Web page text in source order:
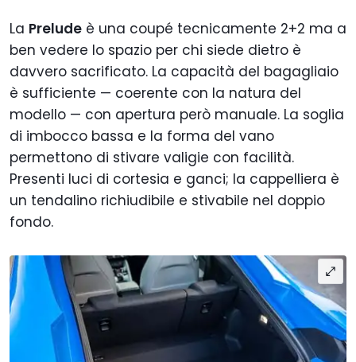
La Prelude è una coupé tecnicamente 2+2 ma a
ben vedere lo spazio per chi siede dietro è
davvero sacrificato. La capacità del bagagliaio
è sufficiente — coerente con la natura del
modello — con apertura però manuale. La soglia
di imbocco bassa e la forma del vano
permettono di stivare valigie con facilità.
Presenti luci di cortesia e ganci; la cappelliera è
un tendalino richiudibile e stivabile nel doppio
fondo.